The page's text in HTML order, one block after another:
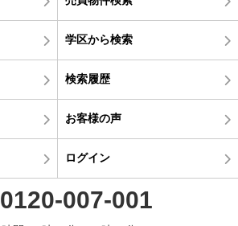
学区から検索
検索履歴
お客様の声
ログイン
0120-007-001